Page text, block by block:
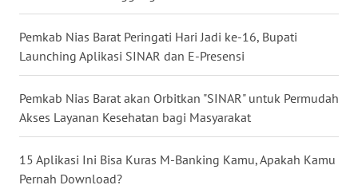
Pemkab Nias Barat Peringati Hari Jadi ke-16, Bupati
Launching Aplikasi SINAR dan E-Presensi
Pemkab Nias Barat akan Orbitkan "SINAR" untuk Permudah
Akses Layanan Kesehatan bagi Masyarakat
15 Aplikasi Ini Bisa Kuras M-Banking Kamu, Apakah Kamu
Pernah Download?
NUSANTARA
WN
JOGJA
WN
JATIM